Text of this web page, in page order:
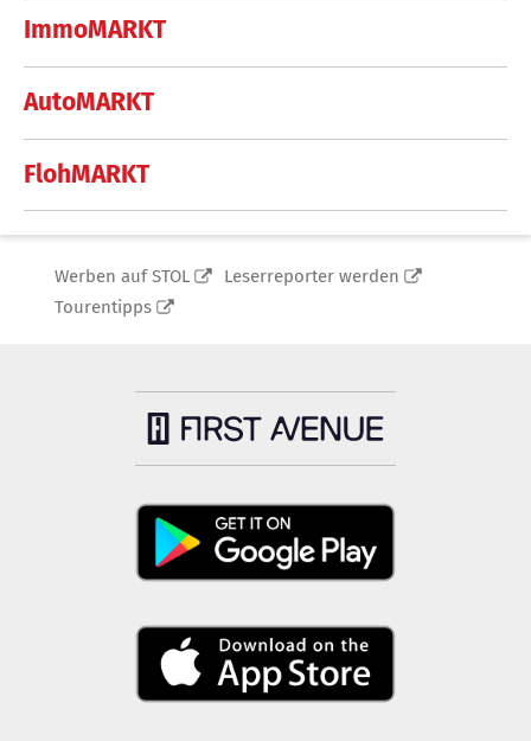
ImmoMARKT
AutoMARKT
FlohMARKT
Werben auf STOL
Leserreporter werden
Tourentipps